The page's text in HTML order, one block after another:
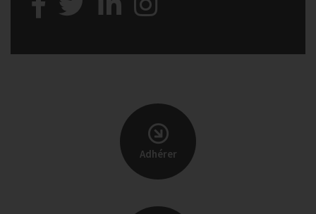
Adhérer